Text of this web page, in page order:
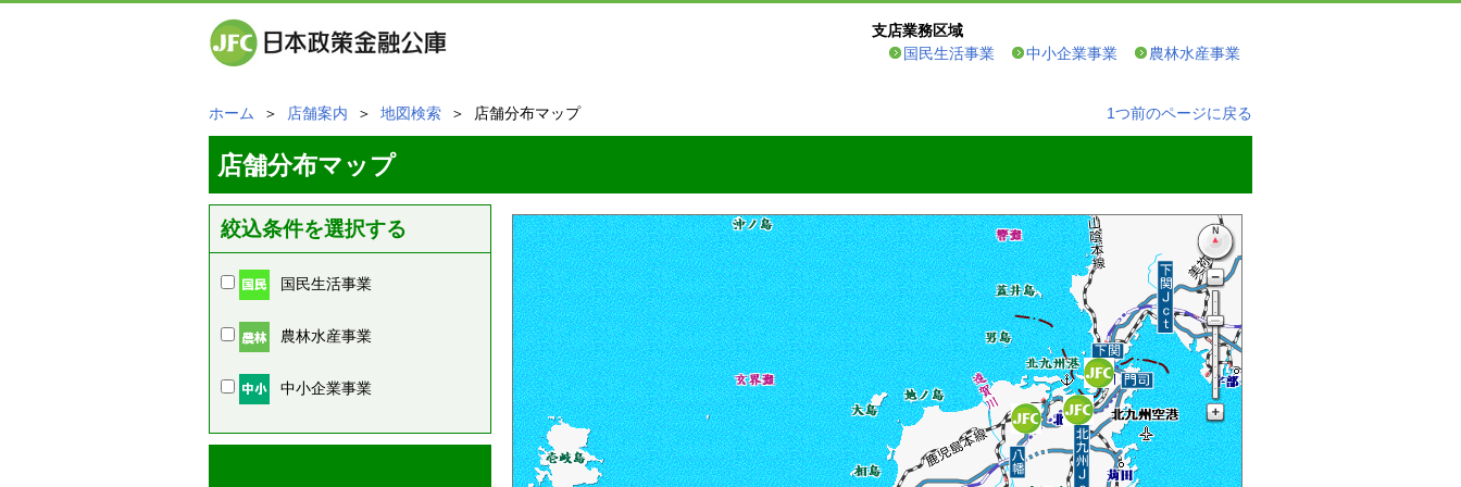
支店業務区域
国民生活事業
中小企業事業 農林水産事業
ホーム ＞ 店舗案内 ＞ 地図検索 ＞ 店舗分布マップ 1つ前のページに戻る
店舗分布マップ
絞込条件を選択する
国民生活事業
農林水産事業
中小企業事業